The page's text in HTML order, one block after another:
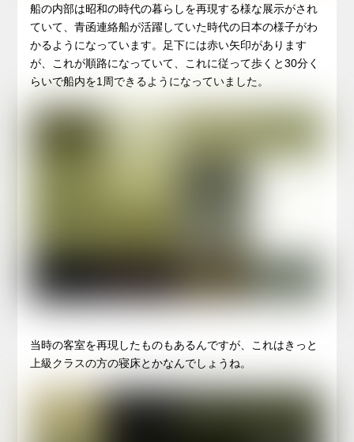
船の内部は昭和の時代の暮らしを再現する様な展示がされ
ていて、青函連絡船が活躍していた時代の日本の様子がわ
かるようになっています。足下には赤い矢印があります
が、これが順路になっていて、これに従って歩くと30分く
らいで船内を1周できるようになっていました。
当時の客室を再現したものもあるんですが、これはきっと
上級クラスの方の寝床とかなんでしょうね。